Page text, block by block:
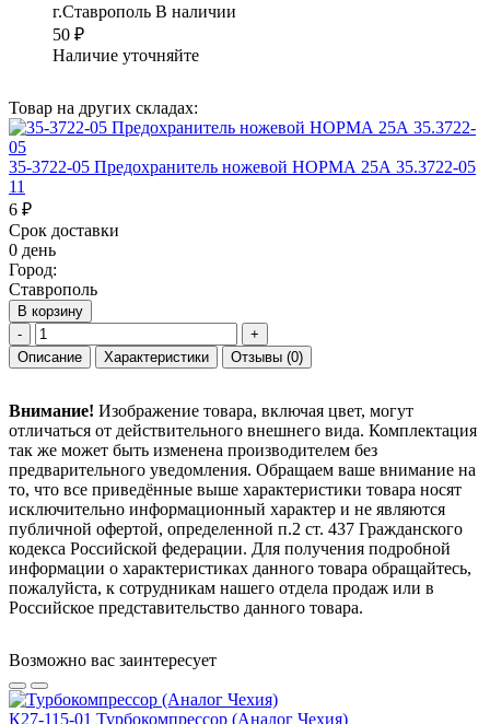
г.Ставрополь В наличии
50 ₽
Наличие уточняйте
Товар на других складах:
35-3722-05 Предохранитель ножевой НОРМА 25А 35.3722-05
11
6 ₽
Срок доставки
0 день
Город:
Ставрополь
В корзину
-
+
Описание
Характеристики Отзывы (0)
Внимание! Изображение товара, включая цвет, могут
отличаться от действительного внешнего вида. Комплектация
так же может быть изменена производителем без
предварительного уведомления. Обращаем ваше внимание на
то, что все приведённые выше характеристики товара носят
исключительно информационный характер и не являются
публичной офертой, определенной п.2 ст. 437 Гражданского
кодекса Российской федерации. Для получения подробной
информации о характеристиках данного товара обращайтесь,
пожалуйста, к сотрудникам нашего отдела продаж или в
Российское представительство данного товара.
Возможно вас заинтересует
К27-115-01 Турбокомпрессор (Аналог Чехия)